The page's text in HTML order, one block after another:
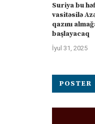
Suriya bu
vasitəsilə
qazını
başlayacaq
İyul 31, 2025
POSTER